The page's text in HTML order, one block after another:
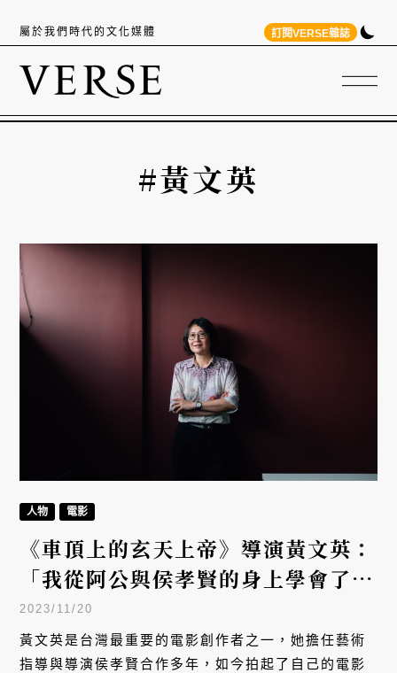
屬於我們時代的文化媒體 訂閱VERSE雜誌
#黃文英
人物 電影
《車頂上的玄天上帝》導演黃文英：
「我從阿公與侯孝賢的身上學會了眼
光」
2023/11/20
黃文英是台灣最重要的電影創作者之一，她擔任藝術
指導與導演侯孝賢合作多年，如今拍起了自己的電影